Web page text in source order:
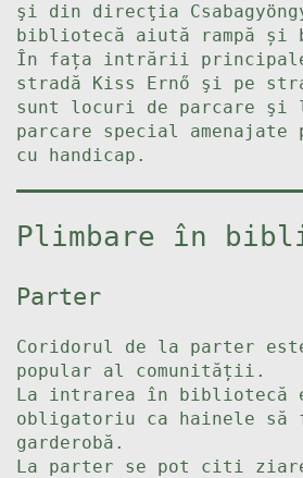
şi din direcţia
bibliotecă aiută rampă și
În fața intrării
stradă Kiss Ernő şi pe
sunt locuri de parcare şi
parcare special amenajate
cu handicap.
Plimbare în
Parter
Coridorul de la parter
popular al comunității.
La intrarea în bibliotecă
obligatoriu ca hainele
garderobă.
La parter se pot citi